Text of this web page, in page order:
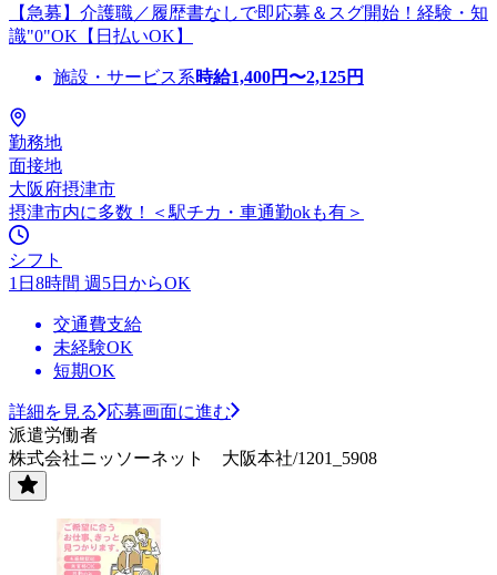
【急募】介護職／履歴書なしで即応募＆スグ開始！経験・知
識"0"OK【日払いOK】
施設・サービス系時給1,400円〜2,125円
勤務地
面接地
大阪府摂津市
摂津市内に多数！＜駅チカ・車通勤okも有＞
シフト
1日8時間 週5日からOK
交通費支給
未経験OK
短期OK
詳細を見る
応募画面に進む
派遣労働者
株式会社ニッソーネット 大阪本社/1201_5908